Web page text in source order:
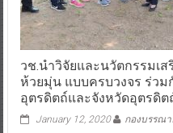
วช.นำวิจัยและนวัตกรรมเ
ห้วยมุ่น แบบครบวงจร ร่ว
อุตรดิตถ์และจังหวัดอุตรดิต
January 12, 2020 กองบรรณา